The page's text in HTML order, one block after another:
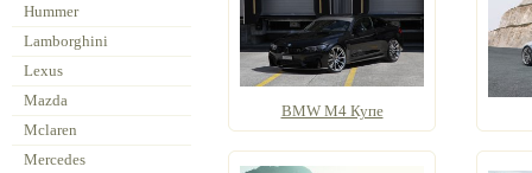
Hummer
Lamborghini
Lexus
Mazda
Mclaren
Mercedes
BMW M4 Купе